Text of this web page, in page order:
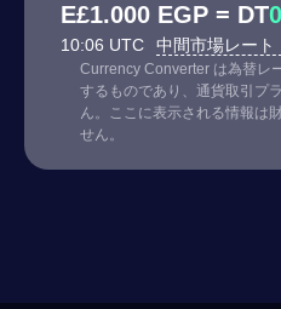
E£1.000 EGP = DT
10:06 UTC 中間市場レート
Currency Converter は為替レ
するものであり、通貨取引プ
ん。ここに表示される情報は
せん。